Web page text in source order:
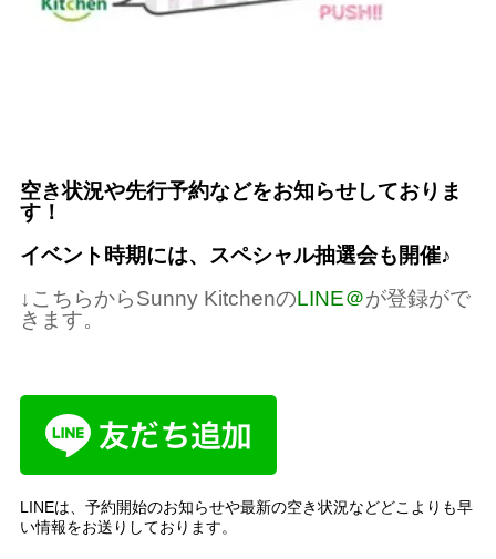
空き状況や先行予約などをお知らせしておりま
す！
イベント時期には、スペシャル抽選会も開催♪
↓こちらからSunny KitchenのLINE＠が登録がで
きます。
LINEは、予約開始のお知らせや最新の空き状況などどこよりも早
い情報をお送りしております。